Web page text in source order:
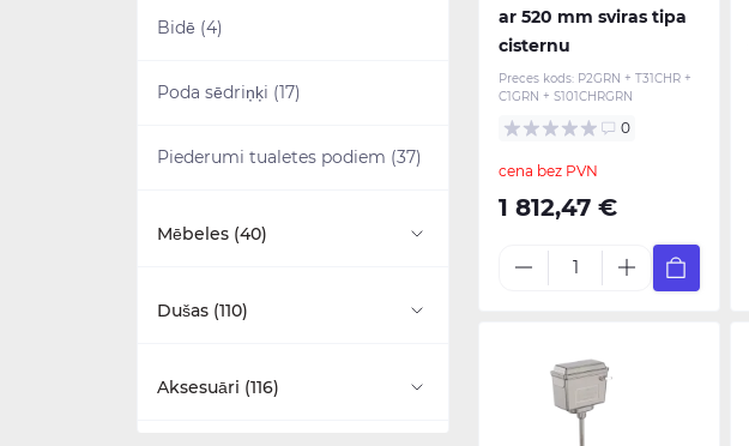
Bidē (4)
Poda sēdriņķi (17)
Piederumi tualetes podiem (37)
Mēbeles (40)
Burlington (5)
Dušas (110)
Walk-in tipa dušas kabīnes (4)
Aksesuāri (116)
ar 520 mm sviras tipa
cisternu
Preces kods: P2GRN + T31CHR +
C1GRN + S101CHRGRN
0
cena bez PVN
1 812,47 €